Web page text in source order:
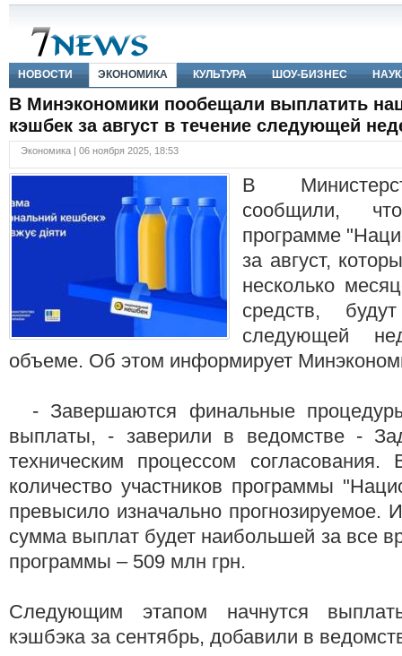
НОВОСТИ ЭКОНОМИКА КУЛЬТУРА ШОУ-БИЗНЕС
В Минэкономики пообещали выплатить
кэшбек за август в течение следующей
Экономика | 06 ноября 2025, 18:53
В
сообщили,
программе
за август,
несколько
средств,
следующей
объеме. Об этом информирует
- Завершаются финальные
выплаты, - заверили в ведомстве -
техническим процессом согласования.
количество участников программы
превысило изначально прогнозируемое.
сумма выплат будет наибольшей за все
программы – 509 млн грн.
Следующим этапом начнутся
кэшбэка за сентябрь, добавили в